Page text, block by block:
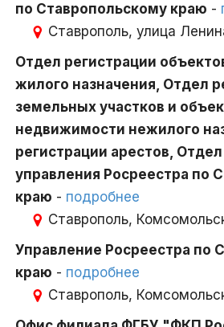
по Ставропольскому краю -
Ставрополь, улица
Отдел регистрации
жилого назначения, Отдел
земельных участков и
недвижимости нежилого
регистрации арестов,
управления Росреестра по
краю - подробнее
Ставрополь,
Управление Росреестра по
краю - подробнее
Ставрополь,